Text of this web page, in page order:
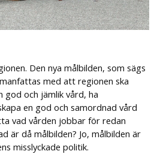
Den nya målbilden, som sägs
med att regionen ska
god och jämlik vård, ha
en god och samordnad vård
vad vården jobbar för redan
är då målbilden? Jo, målbilden är
misslyckade politik.